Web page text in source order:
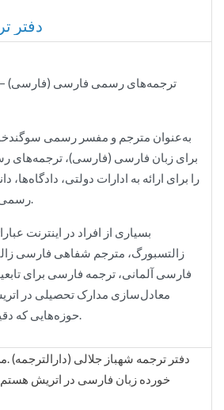
دفتر
ترجمه‌های رسمی فارسی (فارسی) –
به‌عنوان مترجم و مفسر رسمی
برای زبان فارسی (فارسی)، ترجمه‌های
را برای ارائه به ادارات دولتی، دادگاه‌ها،
رسمی در اتریش ارائه می‌دهم.
بسیاری از افراد در اینترنت
زالتسبورگ، مترجم شفاهی فارسی
فارسی آلمانی، ترجمه فارسی برای
معادل‌سازی مدارک تحصیلی در
حوزه‌هایی که دقیقاً در آن‌ها تخصص دارم.
دفتر ترجمه شهباز جلالی
خورده زبان فارسی در اتریش